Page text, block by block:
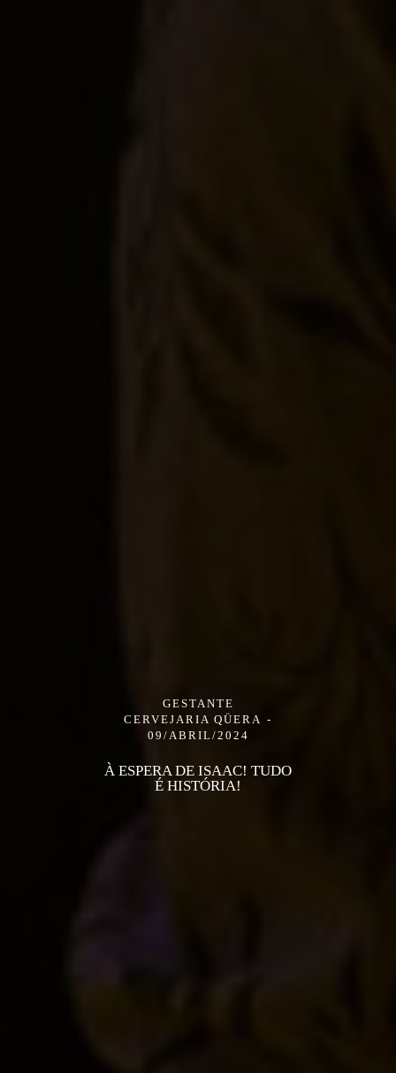
GESTANTE
CERVEJARIA QÜERA
09/ABRIL/2024
À ESPERA DE ISAAC! TUDO
É HISTÓRIA!